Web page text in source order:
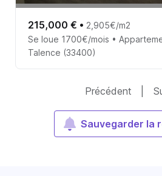
215,000 € • 2,905€/m2
Se loue 1700€/mois •
Talence (33400)
Précédent
Sauvegarder la